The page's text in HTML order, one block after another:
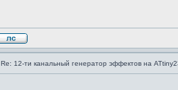
Re: 12-ти канальный генератор эффектов на